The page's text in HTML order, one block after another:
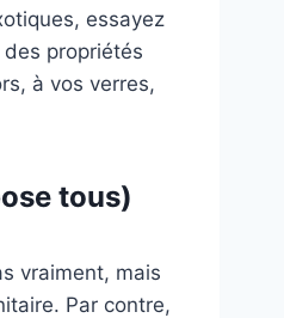
essayez
propriétés
à vos verres,
tous)
vraiment, mais
Par contre,